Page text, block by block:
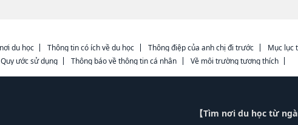
du học Thông tin có ích về du học Thông điệp của anh chị đi trước Mục lục
Quy ước sử dụng
Thông báo về thông tin cá nhân Về môi trường tương thích
【Tìm nơi du học từ